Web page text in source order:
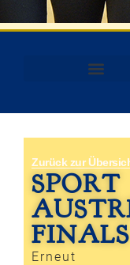
Zurück zur
SPORT
FINALS
Erneut